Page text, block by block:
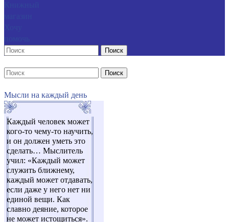
Поиск
Поиск
Мысли на каждый день
Каждый человек может
кого-то чему-то научить,
и он должен уметь это
сделать… Мыслитель
учил: «Каждый может
служить ближнему,
каждый может отдавать,
если даже у него нет ни
единой вещи. Как
славно деяние, которое
не может истощиться».